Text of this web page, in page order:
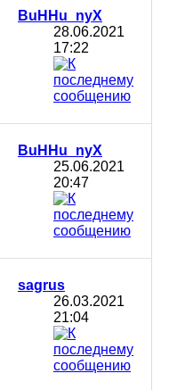
BuHHu_nyX
28.06.2021
17:22
BuHHu_nyX
25.06.2021
20:47
sagrus
26.03.2021
21:04